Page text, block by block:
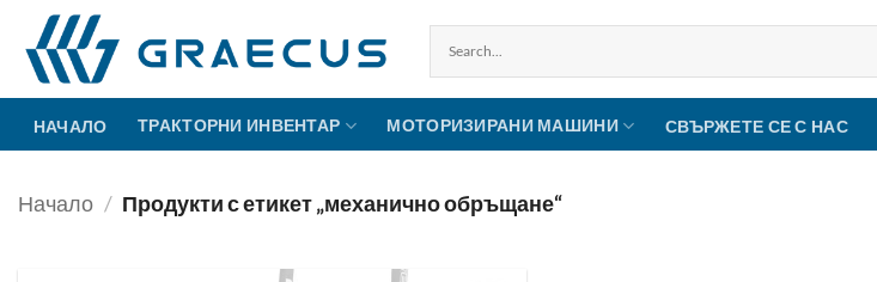
content
НАЧАЛО ТРАКТОРНИ ИНВЕНТАР МОТОРИЗИРАНИ МАШИНИ СВЪРЖЕТЕ СЕ С НАС
Начало / Продукти с етикет „механично обръщане“